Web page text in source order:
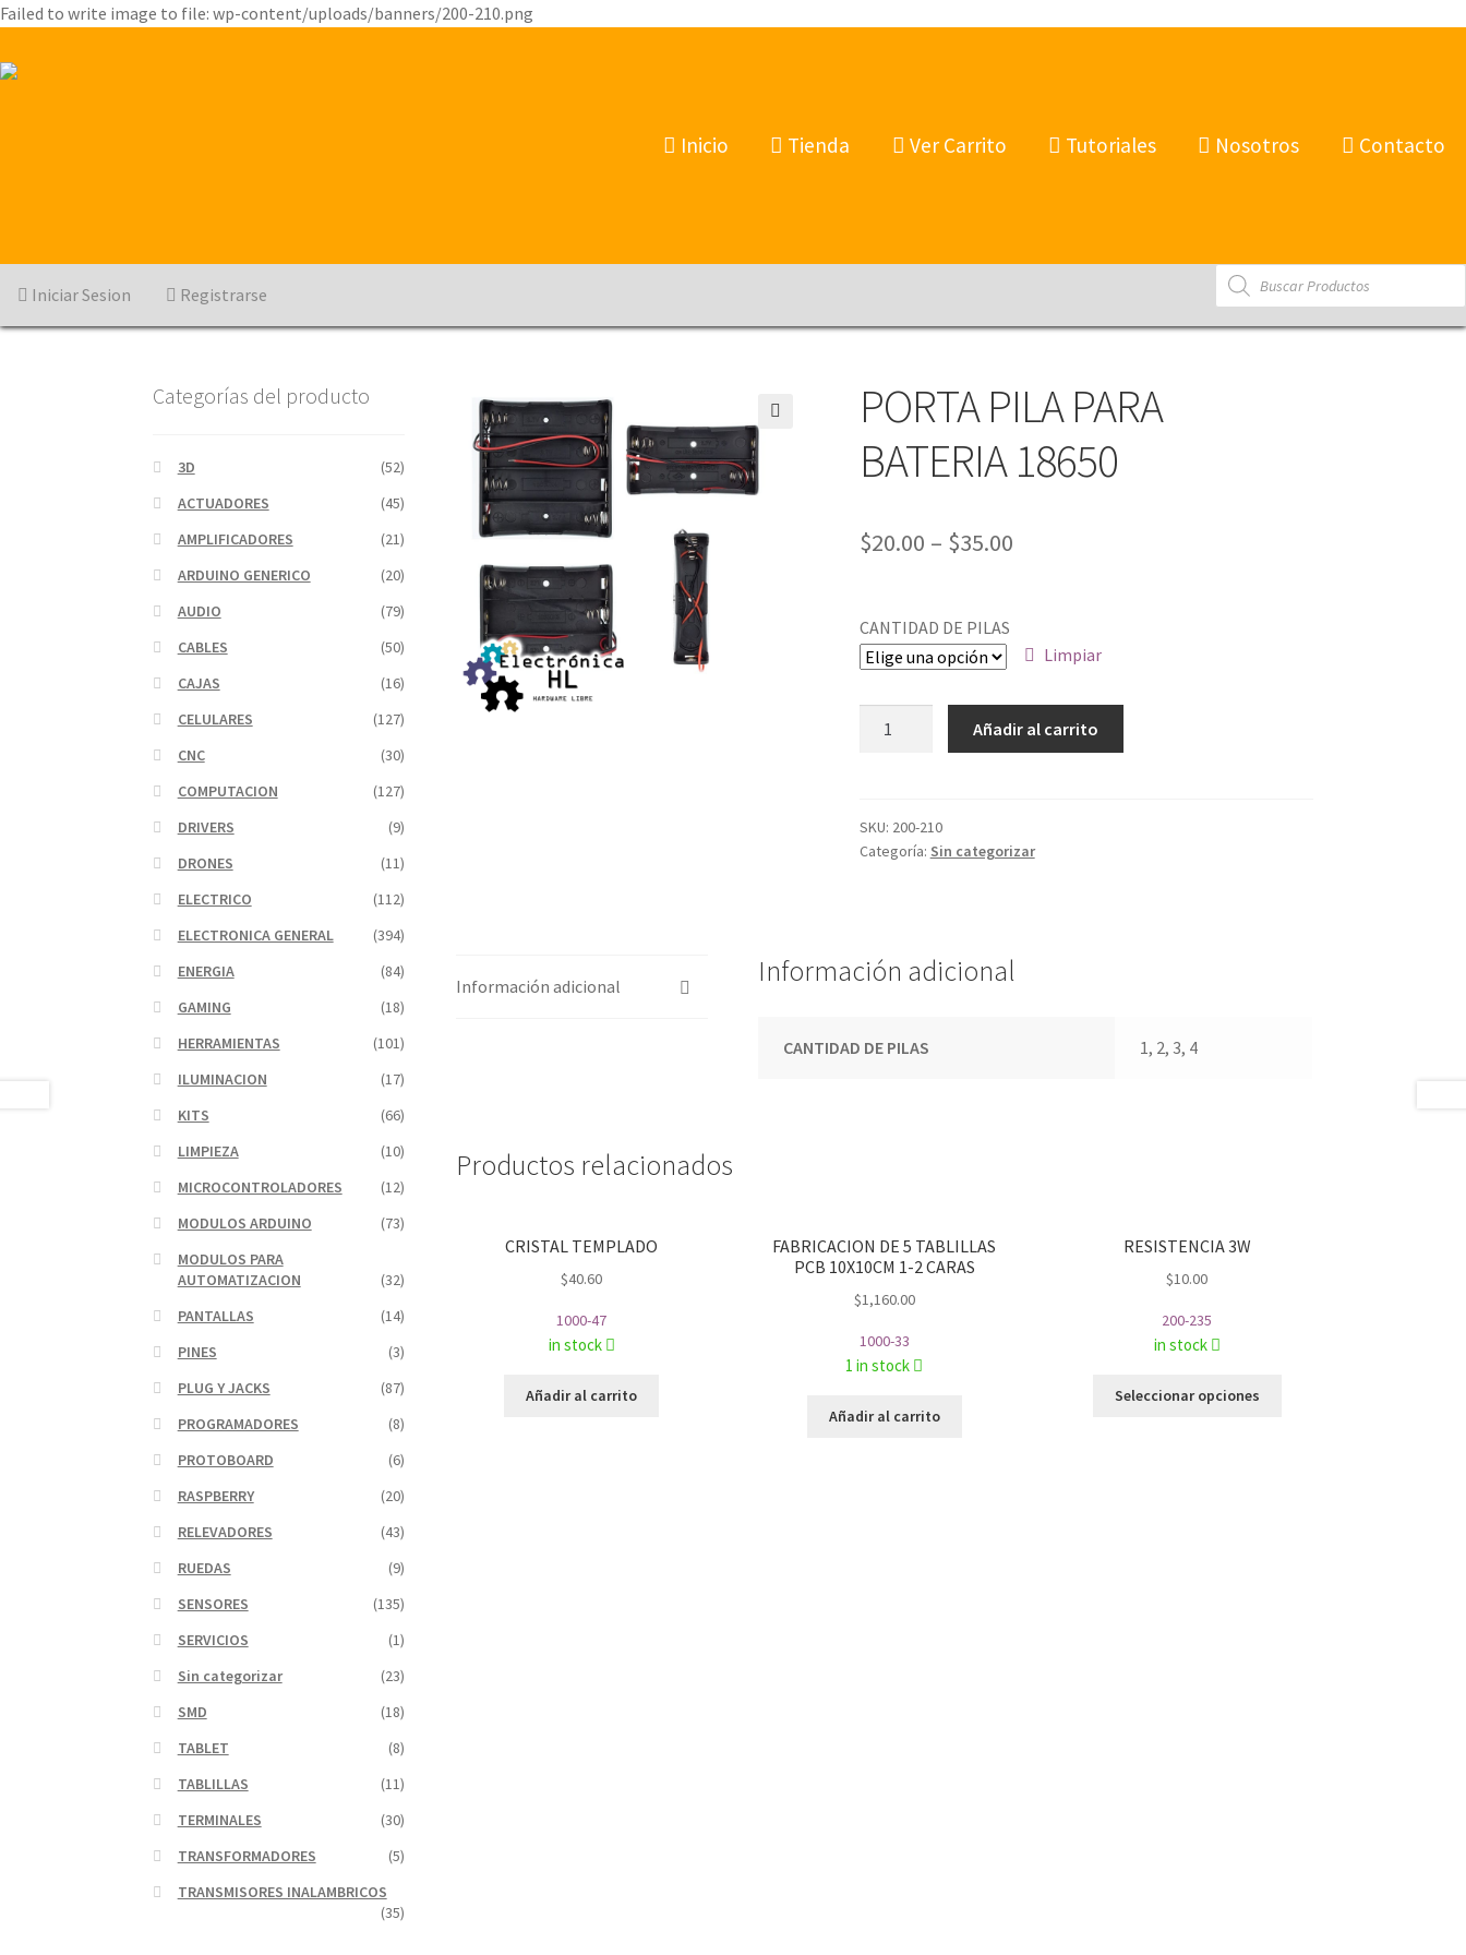
Failed to write image to file: wp-content/uploads/banners/200-210.png
Inicio Tienda Ver Carrito Tutoriales Nosotros Contacto
Products
search
Iniciar Sesion Registrarse
PORTA PILA PARA
BATERIA 18650
$20.00 – $35.00
CANTIDAD DE PILAS
Limpiar
18650
cantidad
Añadir al carrito
SKU: 200-210
Categoría: Sin categorizar
Información adicional Información adicional
CANTIDAD DE PILAS 1, 2, 3, 4
Productos relacionados
CRISTAL TEMPLADO
$40.60
1000-47
in stock
Añadir al carrito
FABRICACION DE 5 TABLILLAS
PCB 10X10CM 1-2 CARAS
$1,160.00
1000-33
1 in stock
Añadir al carrito
RESISTENCIA 3W
$10.00
200-235
in stock
Seleccionar opciones
Categorías del producto
3D
(52)
ACTUADORES
(45)
AMPLIFICADORES
(21)
ARDUINO GENERICO
(20)
AUDIO
(79)
CABLES
(50)
CAJAS
(16)
CELULARES
(127)
CNC
(30)
COMPUTACION
(127)
DRIVERS
(9)
DRONES
(11)
ELECTRICO
(112)
ELECTRONICA GENERAL
(394)
ENERGIA
(84)
GAMING
(18)
HERRAMIENTAS
(101)
ILUMINACION
(17)
KITS
(66)
LIMPIEZA
(10)
MICROCONTROLADORES
(12)
MODULOS ARDUINO
(73)
MODULOS PARA
AUTOMATIZACION
(32)
PANTALLAS
(14)
PINES
(3)
PLUG Y JACKS
(87)
PROGRAMADORES
(8)
PROTOBOARD
(6)
RASPBERRY
(20)
RELEVADORES
(43)
RUEDAS
(9)
SENSORES
(135)
SERVICIOS
(1)
Sin categorizar
(23)
SMD
(18)
TABLET
(8)
TABLILLAS
(11)
TERMINALES
(30)
TRANSFORMADORES
(5)
TRANSMISORES INALAMBRICOS
(35)